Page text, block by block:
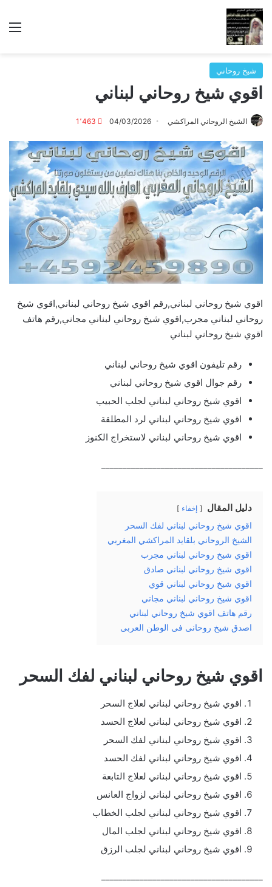
شيخ روحاني
اقوي شيخ روحاني لبناني
الشيخ الروحاني المراكشي 04/03/2026 1٬463
اقوي شيخ روحاني لبناني,رقم اقوي شيخ روحاني لبناني,اقوي شيخ
روحاني لبناني مجرب,اقوي شيخ روحاني لبناني مجاني,رقم هاتف
اقوي شيخ روحاني لبناني
رقم تليفون اقوي شيخ روحاني لبناني
رقم جوال اقوي شيخ روحاني لبناني
اقوي شيخ روحاني لبناني لجلب الحبيب
اقوي شيخ روحاني لبناني لرد المطلقة
اقوي شيخ روحاني لبناني لاستخراج الكنوز
دليل المقال إخفاء
اقوي شيخ روحاني لبناني لفك السحر
الشيخ الروحاني بلقايد المراكشي المغربي
اقوي شيخ روحاني لبناني مجرب
اقوي شيخ روحاني لبناني صادق
اقوي شيخ روحاني لبناني قوي
اقوي شيخ روحاني لبناني مجاني
رقم هاتف اقوي شيخ روحاني لبناني
اصدق شيخ روحانى فى الوطن العربى
اقوي شيخ روحاني لبناني لفك السحر
اقوي شيخ روحاني لبناني لعلاج السحر
اقوي شيخ روحاني لبناني لعلاج الحسد
اقوي شيخ روحاني لبناني لفك السحر
اقوي شيخ روحاني لبناني لفك الحسد
اقوي شيخ روحاني لبناني لعلاج التابعة
اقوي شيخ روحاني لبناني لزواج العانس
اقوي شيخ روحاني لبناني لجلب الخطاب
اقوي شيخ روحاني لبناني لجلب المال
اقوي شيخ روحاني لبناني لجلب الرزق